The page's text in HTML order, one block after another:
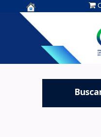
Centro de
Documentación
OLADE -